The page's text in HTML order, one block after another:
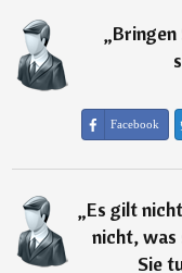
„Bringen
Facebook
„Es gilt
nicht, was
Sie